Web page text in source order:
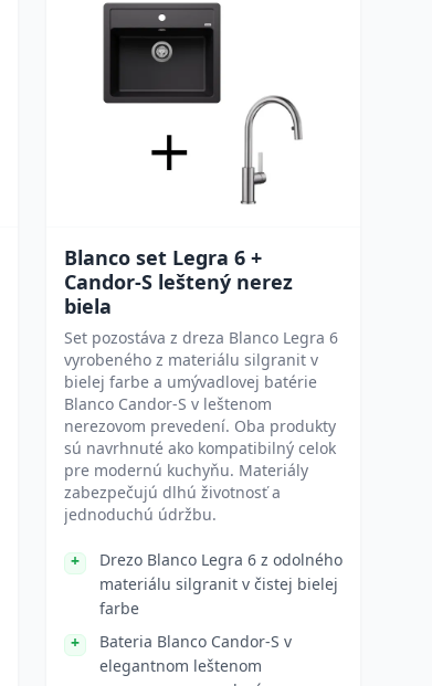
Blanco set Legra 6 +
Candor-S leštený nerez
biela
Set pozostáva z dreza Blanco Legra 6
vyrobeného z materiálu silgranit v
bielej farbe a umývadlovej batérie
Blanco Candor-S v leštenom
nerezovom prevedení. Oba produkty
sú navrhnuté ako kompatibilný celok
pre modernú kuchyňu. Materiály
zabezpečujú dlhú životnosť a
jednoduchú údržbu.
Drezo Blanco Legra 6 z odolného
materiálu silgranit v čistej bielej
farbe
Bateria Blanco Candor-S v
elegantnom leštenom